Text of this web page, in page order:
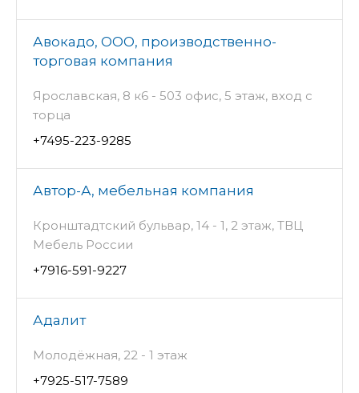
Авокадо, ООО, производственно-
торговая компания
Ярославская, 8 к6 - 503 офис, 5 этаж, вход с
торца
+7495-223-9285
Автор-А, мебельная компания
Кронштадтский бульвар, 14 - 1, 2 этаж, ТВЦ
Мебель России
+7916-591-9227
Адалит
Молодёжная, 22 - 1 этаж
+7925-517-7589